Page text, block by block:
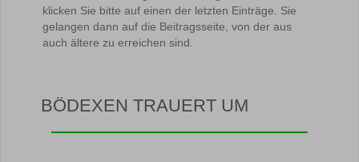
klicken Sie bitte auf einen der letzten Einträge. Sie
gelangen dann auf die Beitragsseite, von der aus
auch ältere zu erreichen sind.
BÖDEXEN TRAUERT UM